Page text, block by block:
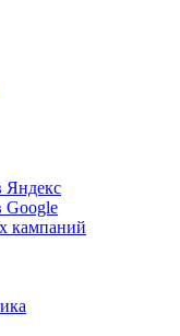
Яндекс
Google
кампаний